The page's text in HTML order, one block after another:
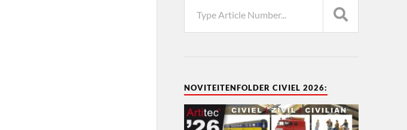
NOVITEITENFOLDER CIVIEL 2026: